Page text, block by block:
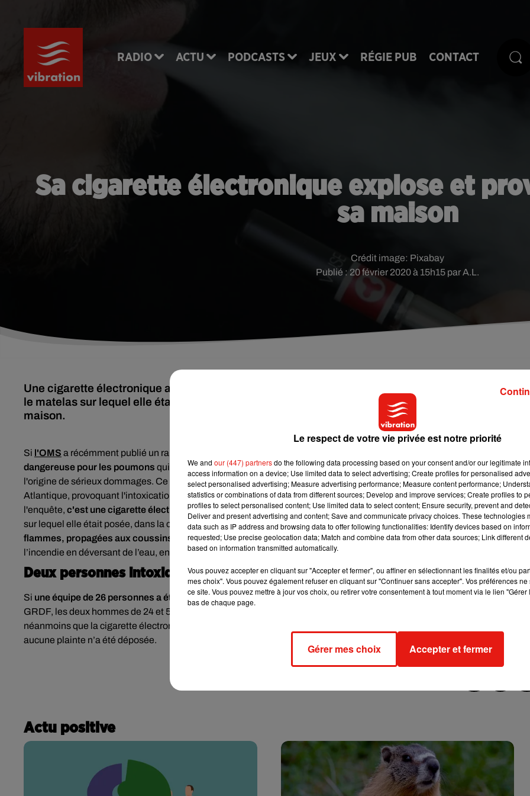
RADIO ACTU PODCASTS JEUX RÉGIE PUB CONTACT
Sa cigarette électronique explose et
sa maison
Publié : 20 février 2020 à 15h15 par A.L.
Crédit image: Pixabay
Une cigarette électronique a explosé dans un pavillon de Bouaye, en Loire-Atlantique,
le matelas sur lequel elle était posée et provoquant l'incendie d'une chambre au premier étage de
maison.
Si l'OMS a récémment publié un rapport qui ne fait que confirmer le fait que
dangereuse pour les poumons qui se retrouvent alors"brûlés par des gaz toxiques",cette dernière est une nouvelle fois à
l'origine de sérieux dommages. Ce mercredi 19 février, un incendie s'est déclaré dans un pavillon situé à Bouaye, en Loire-
Atlantique, provoquant l'intoxication de deux personnes comme le rapporteOuest-France.Selon les premiers éléments
l'enquête, c'est une cigarette électronique qui aurait explosé vers 18 heures, provoquant un départ de feu sur le matelas
sur lequel elle était posée, dans la chambre d'un jeune homme. Très vite, ce dernieralerte aussitôt son beau-père maisles
flammes, propagées aux coussins et au matelas, deviennent incontrôlables. Les deux hommes tentent d’éteindre
l’incendie en déversant de l’eau, en vain.
Deux personnes intoxiquées
Si une équipe de 26 personnes a été mobilisée pour maîtriser le feu, rejointe par la gendarmerie nationale, Enedis et
GRDF, les deux hommes de 24 et 56 ans ont été intoxiqués par les fumées et transportés au CHU de Nantes. On sait
néanmoins que la cigarette électronique a explosé alors qu’elle n’était pas connectée à sa recharge. À l'heure actuelle,
aucune plainte n’a été déposée.
Actu positive
Le respect de votre vie privée est notre priorité
We and our (447) partnersdo the following data processing based on your consent and/or our legitimate
access information on a device; Use limited data to select advertising; Create profiles for personalised
select personalised advertising; Measure advertising performance; Measure content performance;
statistics or combinations of data from different sources; Develop and improve services; Create profiles to
profiles to select personalised content; Use limited data to select content; Ensure security, prevent and
Deliver and present advertising and content; Save and communicate privacy choices. These technologies
data such as IP address and browsing data to offer following functionalities: Identify devices based on
requested; Use precise geolocation data; Match and combine data from other data sources; Link different
based on information transmitted automatically.
Vous pouvez accepter en cliquant sur "Accepter et fermer", ou affiner en sélectionnant les finalités et/ou
mes choix". Vous pouvez également refuser en cliquant sur "Continuer sans accepter". Vos préférences
ce site. Vous pouvez mettre à jour vos choix, ou retirer votre consentement à tout moment via le lien
bas de chaque page.
Gérer mes choix Accepter et fermer